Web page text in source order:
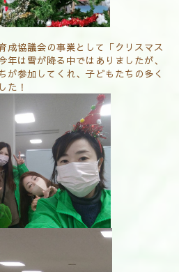
成協議会の事業として「クリスマス
年は雪が降る中ではありましたが、
が参加してくれ、子どもたちの多く
た！